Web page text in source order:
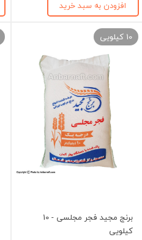
افزودن به سبد خرید
برنج مجید فجر مجلسی - 10
کیلویی
10 کیلویی